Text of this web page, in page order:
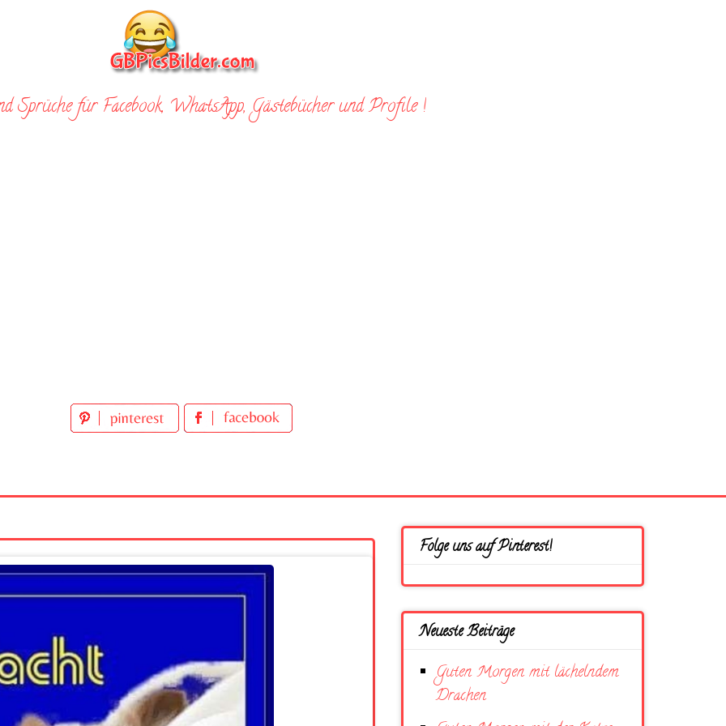
Sprüche für Facebook, WhatsApp, Gästebücher und Profile !
Folge uns auf Pinterest!
Neueste Beiträge
Guten Morgen mit lächelndem
Drachen